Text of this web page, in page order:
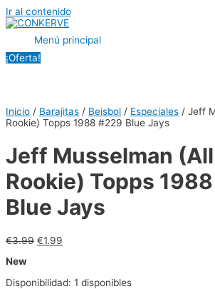
Ir al contenido
Menú principal
¡Oferta!
Inicio / Barajitas / Beisbol / Especiales / Jeff
Rookie) Topps 1988 #229 Blue Jays
Jeff Musselman
Rookie) Topps
Blue Jays
€3.99 €1.99
New
Disponibilidad: 1 disponibles